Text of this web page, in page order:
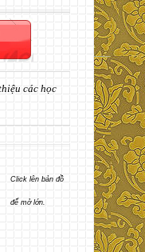
các học
Click lên bản đồ
để mở lớn.